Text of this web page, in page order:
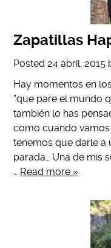
Zapatillas
Posted24 abril, 2015
Hay momentos en
“que pare el mundo
también lo has
como cuando
tenemos que darle a
parada… Una de mis
… Read more »